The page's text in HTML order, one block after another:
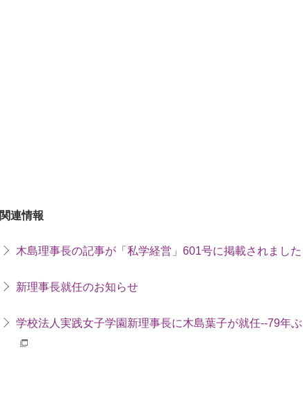
関連情報
木島理事長の記事が「私学経営」601号に掲載されました
新理事長就任のお知らせ
学校法人実践女子学園新理事長に木島葉子が就任--79年